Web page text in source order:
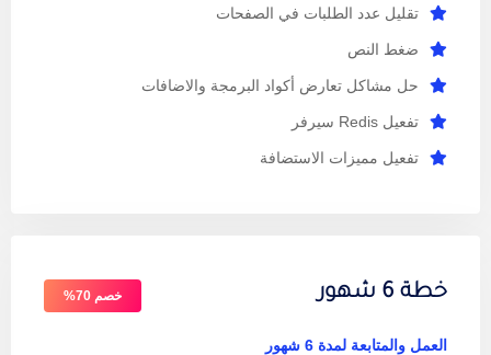
تقليل عدد الطلبات في الصفحات
ضغط النص
حل مشاكل تعارض أكواد البرمجة والاضافات
تفعيل Redis سيرفر
تفعيل مميزات الاستضافة
خطة 6 شهور خصم 70%
العمل والمتابعة لمدة 6 شهور